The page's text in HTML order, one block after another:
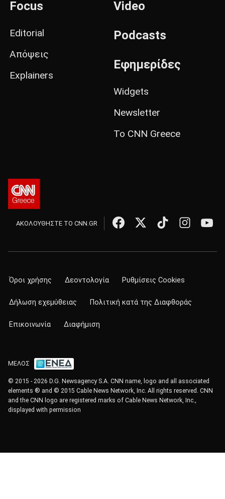
Focus
Editorial
Απόψεις
Explainers
Video
Podcasts
Εφημερίδες
Widgets
Newsletter
Το CNN Greece
ΑΚΟΛΟΥΘΗΣΤΕ ΤΟ CNN.GR
Όροι χρήσης Δεοντολογία Ρυθμίσεις Cookies
Δήλωση εχεμύθειας Πολιτική κατά της Διαφθοράς
Επικοινωνία Διαφήμιση
ΜΕΛΟΣ
© 2015 - 2026 D.G. Newsagency S.A. CNN name, logo and all associated
elements ® and © 2015 Cable News Network, Inc. All rights reserved. CNN
and the CNN logo are registered marks of Cable News Network, Inc.,
displayed with permission